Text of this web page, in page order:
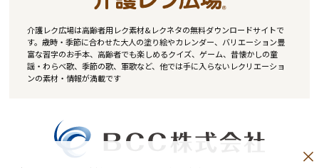
介護レク広場は高齢者用レク素材&レクネタの無料ダウンロードサイトで
す。歳時・季節に合わせた大人の塗り絵やカレンダー、バリエーション豊
富な習字のお手本、高齢者でも楽しめるクイズ、ゲーム、昔懐かしの童
謡・わらべ歌、季節の歌、軍歌など、他では手に入らないレクリエーショ
ンの素材・情報が満載です